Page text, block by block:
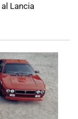
Lancia